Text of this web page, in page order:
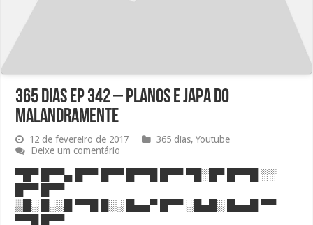
365 dias EP 342 – Planos e japa do
malandramente
12 de fevereiro de 2017 365 dias,Youtube
Deixe um comentário
▀█▀ █▀▀▄ █▀▀ █▀▀ █▀▀█ █▀▀ ▀█░█▀ █▀▀█ ░░
█▀▀ █▀▀
▒█░ █░░█ ▀▀█ █░░ █▄▄▀ █▀▀ ░█▄█░ █▄▄█ ▀▀
▀▀█ █▀▀